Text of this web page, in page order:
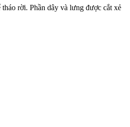
rời. Phần dây và lưng được cắt xẻ